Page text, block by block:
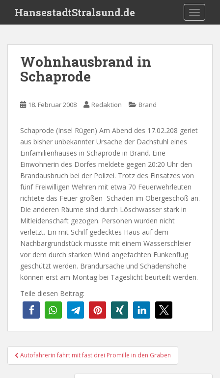
i
HansestadtStralsund.de
Wohnhausbrand in
Schaprode
18. Februar 2008 Redaktion Brand
Schaprode (Insel Rügen) Am Abend des 17.02.208 geriet
aus bisher unbekannter Ursache der Dachstuhl eines
Einfamilienhauses in Schaprode in Brand. Eine
Einwohnerin des Dorfes meldete gegen 20:20 Uhr den
Brandausbruch bei der Polizei. Trotz des Einsatzes von
fünf Freiwilligen Wehren mit etwa 70 Feuerwehrleuten
richtete das Feuer großen Schaden im Obergeschoß an.
Die anderen Räume sind durch Löschwasser stark in
Mitleidenschaft gezogen. Personen wurden nicht
verletzt. Ein mit Schilf gedecktes Haus auf dem
Nachbargrundstück musste mit einem Wasserschleier
vor dem durch starken Wind angefachten Funkenflug
geschützt werden. Brandursache und Schadenshöhe
können erst am Montag bei Tageslicht beurteilt werden.
Teile diesen Beitrag:
Beitragsnavigation
Autofahrerin fährt mit fast drei Promille in den Graben